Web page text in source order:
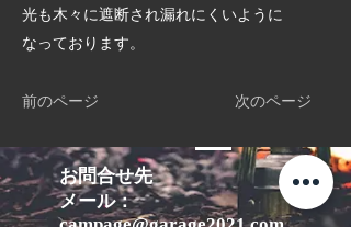
光も木々に遮断され漏れにくいように
なっております。
前のページ 次のページ
お問合せ先
メール：
campage@garage2021.com